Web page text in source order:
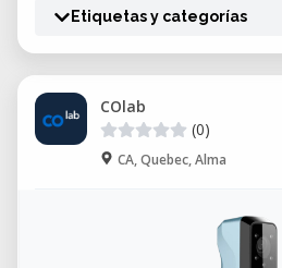
Etiquetas y categorías
COlab
(0)
CA, Quebec, Alma